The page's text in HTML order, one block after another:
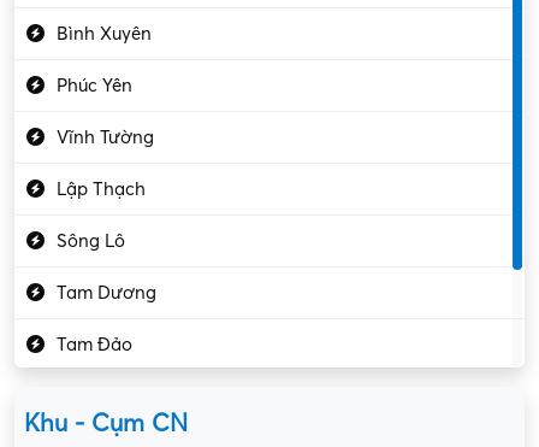
Kiểm soát chất lượng
Kỹ sư cơ khí
Bình Xuyên
Phúc Yên
Vĩnh Tường
Lập Thạch
Sông Lô
Tam Dương
Tam Đảo
Khu - Cụm CN